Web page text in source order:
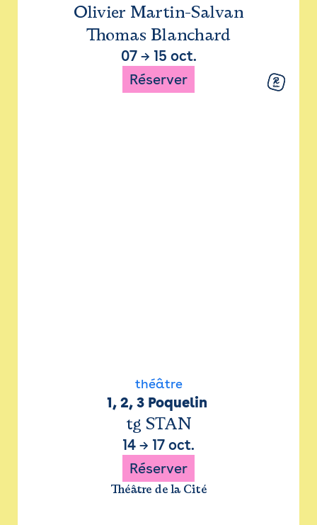
Olivier Martin-Salvan
Thomas Blanchard
07→ 15 oct.
Réserver
théâtre
1, 2, 3 Poquelin
tg STAN
14 → 17 oct.
Réserver
Théâtre de la Cité